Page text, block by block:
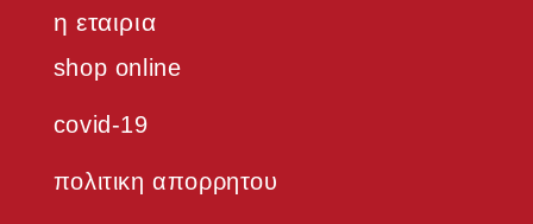
η εταιρια
shop online
covid-19
πολιτικη απορρητου